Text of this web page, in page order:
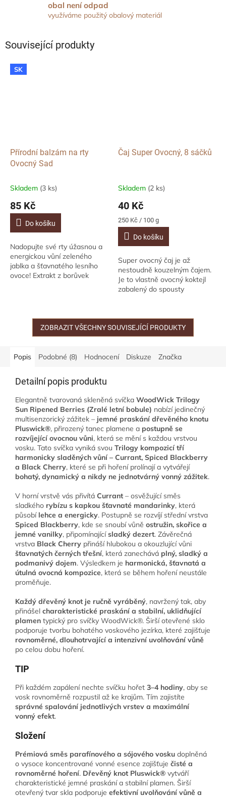
obal není odpad
využíváme použitý obalový materiál
Související produkty
SK
Přírodní balzám na rty
Ovocný Sad
Skladem (3 ks)
85 Kč
Do košíku
Nadopujte své rty úžasnou a
energickou vůní zeleného
jablka a šťavnatého lesního
ovoce! Extrakt z borůvek
Čaj Super Ovocný, 8 sáčků
Skladem (2 ks)
40 Kč
Měrná
cena:
250 Kč / 100 g
Do košíku
Super ovocný čaj je až
nestoudně kouzelným čajem.
Je to vlastně ovocný koktejl
zabalený do spousty
chuťové pohárky.
ZOBRAZIT VŠECHNY SOUVISEJÍCÍ PRODUKTY
Popis Podobné (8) Hodnocení Diskuze Značka
Detailní popis produktu
Elegantně tvarovaná skleněná svíčka WoodWick Trilogy
Sun Ripened Berries (Zralé letní bobule) nabízí jedinečný
multisenzorický zážitek – jemné praskání dřevěného knotu
Pluswick®, přirozený tanec plamene a postupně se
rozvíjející ovocnou vůni, která se mění s každou vrstvou
vosku. Tato svíčka vyniká svou Trilogy kompozicí tří
harmonicky sladěných vůní – Currant, Spiced Blackberry
a Black Cherry, které se při hoření prolínají a vytvářejí
bohatý, dynamický a nikdy ne jednotvárný vonný zážitek.
V horní vrstvě vás přivítá Currant – osvěžující směs
sladkého rybízu s kapkou šťavnaté mandarinky, která
působí lehce a energicky. Postupně se rozvíjí střední vrstva
Spiced Blackberry, kde se snoubí vůně ostružin, skořice a
jemné vanilky, připomínajícísladký dezert. Závěrečná
vrstva Black Cherry přináší hlubokou a okouzlující vůni
šťavnatých černých třešní, která zanechává plný, sladký a
podmanivý dojem. Výsledkem je harmonická, šťavnatá a
útulná ovocná kompozice, která se během hoření neustále
proměňuje.
Každý dřevěný knot je ručně vyráběný, navržený tak, aby
přinášel charakteristické praskání a stabilní, uklidňující
plamen typický pro svíčky WoodWick®. Širší otevřené sklo
podporuje tvorbu bohatého voskového jezírka, které zajišťuje
rovnoměrné, dlouhotrvající a intenzivní uvolňování vůně
po celou dobu hoření.
TIP
Při každém zapálení nechte svíčku hořet 3–4 hodiny, aby se
vosk rovnoměrně rozpustil až ke krajům. Tím zajistíte
správné spalování jednotlivých vrstev a maximální
vonný efekt.
Složení
Prémiová směs parafínového a sójového vosku doplněná
o vysoce koncentrované vonné esence zajišťuje čisté a
rovnoměrné hoření. Dřevěný knot Pluswick® vytváří
charakteristické jemné praskání a stabilní plamen. Širší
otevřený tvar skla podporuje efektivní uvolňování vůně a